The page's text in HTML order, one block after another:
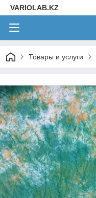
VARIOLAB.KZ
Товары и услуги